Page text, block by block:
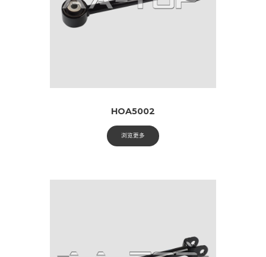
HOA5002
浏览更多